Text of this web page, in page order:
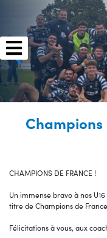
Champions
CHAMPIONS DE FRANCE !
Un immense bravo à nos
titre de Champions de
Félicitations à vous, aux